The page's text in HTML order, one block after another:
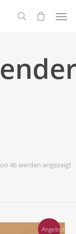
46 werden angezeigt
Angebot!